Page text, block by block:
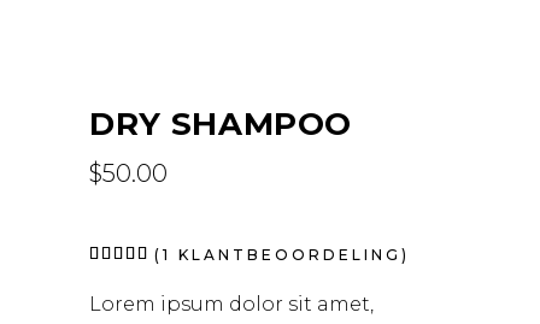
DRY SHAMPOO
$50.00
Waardering
gebaseerd
1( 1 KLANTBEOORDELING)
Lorem ipsum dolor sit amet,